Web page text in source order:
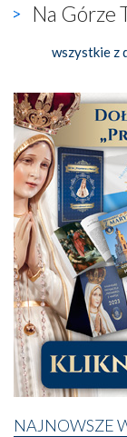
Na Górze
wszystkie z
NAJNOWSZE